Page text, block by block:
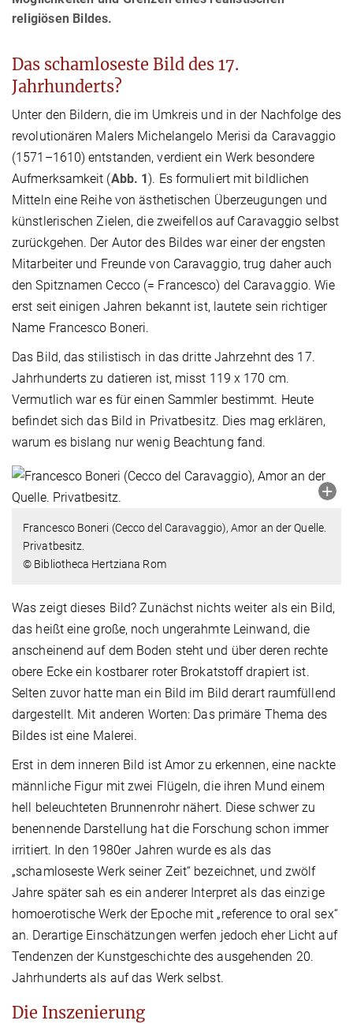
religiösen Bildes.
Das schamloseste Bild des 17.
Jahrhunderts?
Unter den Bildern, die im Umkreis und in der Nachfolge des
revolutionären Malers Michelangelo Merisi da Caravaggio
(1571–1610) entstanden, verdient ein Werk besondere
Aufmerksamkeit (Abb. 1 ). Es formuliert mit bildlichen
Mitteln eine Reihe von ästhetischen Überzeugungen und
künstlerischen Zielen, die zweifellos auf Caravaggio selbst
zurückgehen. Der Autor des Bildes war einer der engsten
Mitarbeiter und Freunde von Caravaggio, trug daher auch
den Spitznamen Cecco (= Francesco) del Caravaggio. Wie
erst seit einigen Jahren bekannt ist, lautete sein richtiger
Name Francesco Boneri.
Das Bild, das stilistisch in das dritte Jahrzehnt des 17.
Jahrhunderts zu datieren ist, misst 119 x 170 cm.
Vermutlich war es für einen Sammler bestimmt. Heute
befindet sich das Bild in Privatbesitz. Dies mag erklären,
warum es bislang nur wenig Beachtung fand.
Francesco Boneri (Cecco del Caravaggio), Amor an der Quelle.
Privatbesitz.
© Bibliotheca Hertziana Rom
Was zeigt dieses Bild? Zunächst nichts weiter als ein Bild,
das heißt eine große, noch ungerahmte Leinwand, die
anscheinend auf dem Boden steht und über deren rechte
obere Ecke ein kostbarer roter Brokatstoff drapiert ist.
Selten zuvor hatte man ein Bild im Bild derart raumfüllend
dargestellt. Mit anderen Worten: Das primäre Thema des
Bildes ist eine Malerei.
Erst in dem inneren Bild ist Amor zu erkennen, eine nackte
männliche Figur mit zwei Flügeln, die ihren Mund einem
hell beleuchteten Brunnenrohr nähert. Diese schwer zu
benennende Darstellung hat die Forschung schon immer
irritiert. In den 1980er Jahren wurde es als das
„schamloseste Werk seiner Zeit“ bezeichnet, und zwölf
Jahre später sah es ein anderer Interpret als das einzige
homoerotische Werk der Epoche mit „reference to oral sex“
an. Derartige Einschätzungen werfen jedoch eher Licht auf
Tendenzen der Kunstgeschichte des ausgehenden 20.
Jahrhunderts als auf das Werk selbst.
Die Inszenierung